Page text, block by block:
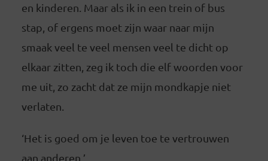
en kinderen. Maar als ik in een trein of bus
stap, of ergens moet zijn waar naar mijn
smaak veel te veel mensen veel te dicht op
elkaar zitten, zeg ik toch die elf woorden voor
me uit, zo zacht dat ze mijn mondkapje niet
verlaten.
‘Het is goed om je leven toe te vertrouwen
aan anderen.’